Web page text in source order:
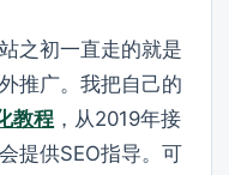
之初一直走的就是
推广。我把自己的
教程 ，从2019年接
提供SEO指导。可